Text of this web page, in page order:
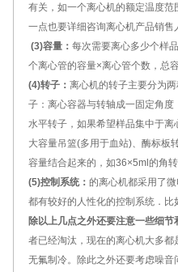
有关，如一个离心机的额定温度范
一点也要详细咨询离心机产品销
(3)容量： 每次需要离心多少个样
个离心管的容量×离心管个数，总
(4)转子： 离心机的转子主要分为
子：离心容器与转轴成一固定角
水平转子，如果希望样品集中于
大容量吊篮(多用于血站)、酶标板
容量结合起来的，如36×5ml 的角
(5)控制系统： 的离心机都采用了
都有较好的人性化的控制系统．
除以上几点之外还要注意一些细节
者已经淘汰，现在的离心机大多
无氟制冷。除此之外还要考虑噪